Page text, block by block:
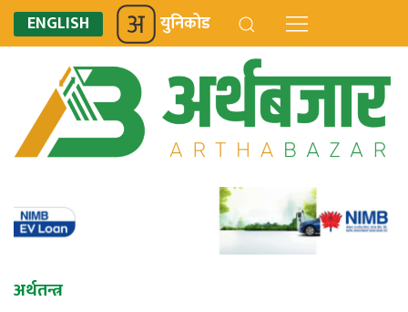
ENGLISH युनिकोड
अर्थतन्त्र